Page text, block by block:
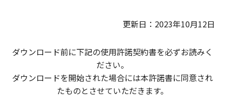
更新日：2023年10月12日
ダウンロード前に下記の使用許諾契約書を必ずお読みく
ださい。
ダウンロードを開始された場合には本許諾書に同意され
たものとさせていただきます。